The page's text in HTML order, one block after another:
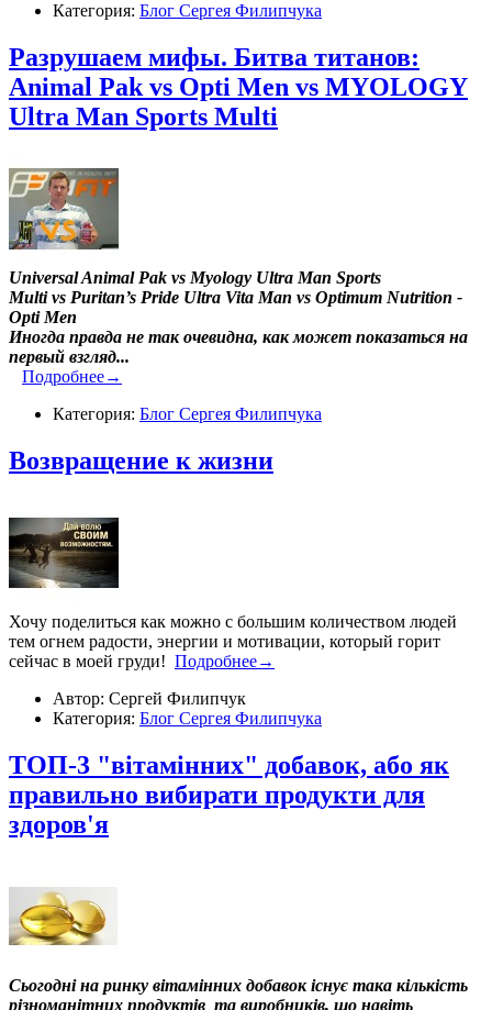
Категория: Блог Сергея Филипчука
Разрушаем мифы. Битва титанов:
Animal Pak vs Opti Men vs MYOLOGY
Ultra Man Sports Multi
Universal Animal Pak vs Myology Ultra Man Sports
Multi vs Puritan’s Pride Ultra Vita Man vs Optimum Nutrition -
Opti Men
Иногда правда не так очевидна, как может показаться на
первый взгляд...
Подробнее→
Категория: Блог Сергея Филипчука
​Возвращение к жизни
Хочу поделиться как можно с большим количеством людей
тем огнем радости, энергии и мотивации, который горит
сейчас в моей груди! Подробнее→
Автор: Сергей Филипчук
Категория: Блог Сергея Филипчука
ТОП-3 "вітамінних" добавок, або як
правильно вибирати продукти для
здоров'я
Сьогодні на ринку вітамінних добавок існує така кількість
різноманітних продуктів та виробників, що навіть